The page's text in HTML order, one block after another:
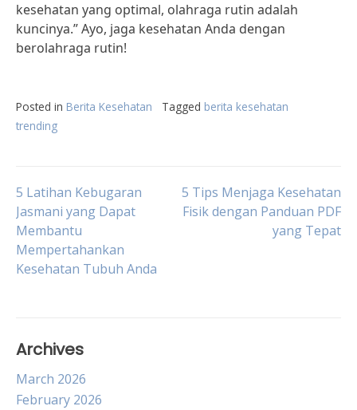
kesehatan yang optimal, olahraga rutin adalah
kuncinya.” Ayo, jaga kesehatan Anda dengan
berolahraga rutin!
Posted in Berita Kesehatan Tagged berita kesehatan
trending
Post
navigation
5 Latihan Kebugaran
Jasmani yang Dapat
Membantu
Mempertahankan
Kesehatan Tubuh Anda
5 Tips Menjaga Kesehatan
Fisik dengan Panduan PDF
yang Tepat
Archives
March 2026
February 2026